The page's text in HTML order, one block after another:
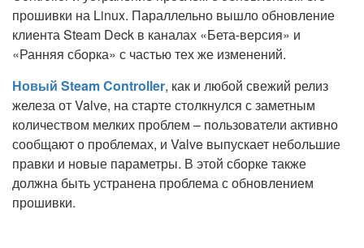
прошивки на Linux. Параллельно вышло обновление
клиента Steam Deck в каналах «Бета-версия» и
«Ранняя сборка» с частью тех же изменений.
Новый Steam Controller, как и любой свежий релиз
железа от Valve, на старте столкнулся с заметным
количеством мелких проблем – пользователи активно
сообщают о проблемах, и Valve выпускает небольшие
правки и новые параметры. В этой сборке также
должна быть устранена проблема с обновлением
прошивки.